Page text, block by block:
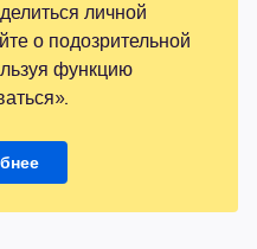
личной
о подозрительной
функцию